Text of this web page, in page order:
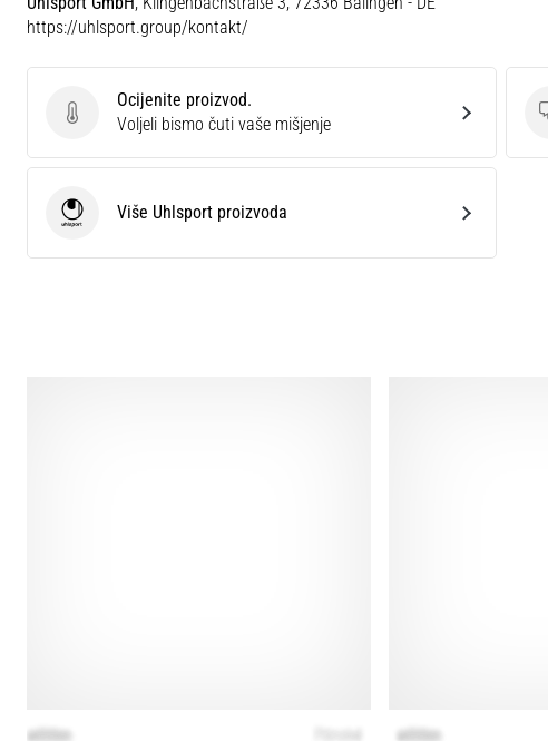
https://uhlsport.group/kontakt/
Ocijenite proizvod.
Ocijenite proizvod.
Voljeli bismo čuti vaše mišjenje
UhlsportViše Uhlsport proizvoda